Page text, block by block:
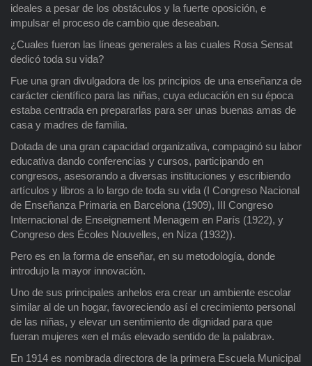
ideales a pesar de los obstáculos y la fuerte oposición, e
impulsar el proceso de cambio que deseaban.
¿Cuales fueron las líneas generales a las cuales Rosa Sensat
dedicó toda su vida?
Fue una gran divulgadora de los principios de una enseñanza de
carácter científico para las niñas, cuya educación en su época
estaba centrada en prepararlas para ser unas buenas amas de
casa y madres de familia.
Dotada de una gran capacidad organizativa, compaginó su labor
educativa dando conferencias y cursos, participando en
congresos, asesorando a diversas instituciones y escribiendo
artículos y libros a lo largo de toda su vida (I Congreso Nacional
de Enseñanza Primaria en Barcelona (1909), III Congreso
Internacional de Enseignement Menagem en París (1922), y
Congreso des Écoles Nouvelles, en Niza (1932)).
Pero es en la forma de enseñar, en su metodología, donde
introdujo la mayor innovación.
Uno de sus principales anhelos era crear un ambiente escolar
similar al de un hogar, favoreciendo así el crecimiento personal
de las niñas, y elevar un sentimiento de dignidad para que
fueran mujeres «en el más elevado sentido de la palabra».
En 1914 es nombrada directora de la primera Escuela Municipal